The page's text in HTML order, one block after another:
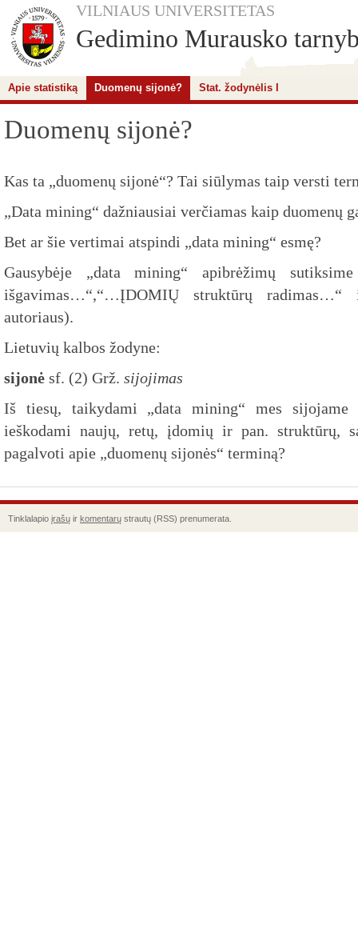
VILNIAUS UNIVERSITETAS
Gedimino Murausko
Apie statistiką Duomenų sijonė? Stat. žodynėlis I
Duomenų sijonė?
Kas ta „duomenų sijonė“? Tai siūlymas taip versti
„Data mining“ dažniausiai verčiamas kaip duomenų
Bet ar šie vertimai atspindi „data mining“ esmę?
Gausybėje „data mining“ apibrėžimų
išgavimas…“,“…ĮDOMIŲ struktūrų
autoriaus).
Lietuvių kalbos žodyne:
sijonė sf. (2) Grž. sijojimas
Iš tiesų, taikydami „data mining“ mes sijojame
ieškodami naujų, retų, įdomių ir pan. struktūrų,
pagalvoti apie „duomenų sijonės“ terminą?
Tinklalapio įrašų ir komentarų strautų (RSS) prenumerata.